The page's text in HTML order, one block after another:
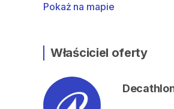
Pokaż na mapie
Właściciel oferty